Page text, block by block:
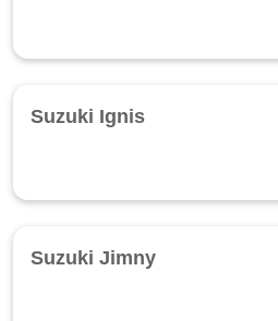
Suzuki Ignis
Suzuki Jimny